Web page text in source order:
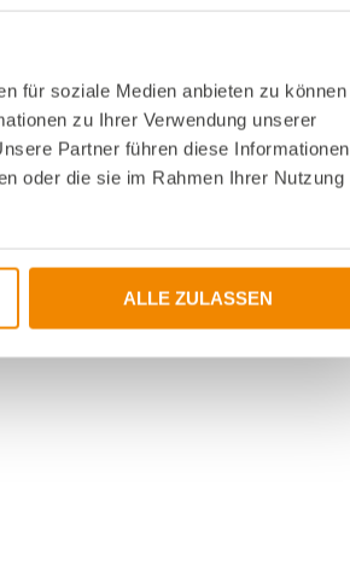
für soziale Medien anbieten zu können
zu Ihrer Verwendung unserer
Partner führen diese Informationen
oder die sie im Rahmen Ihrer Nutzung
ALLE ZULASSEN